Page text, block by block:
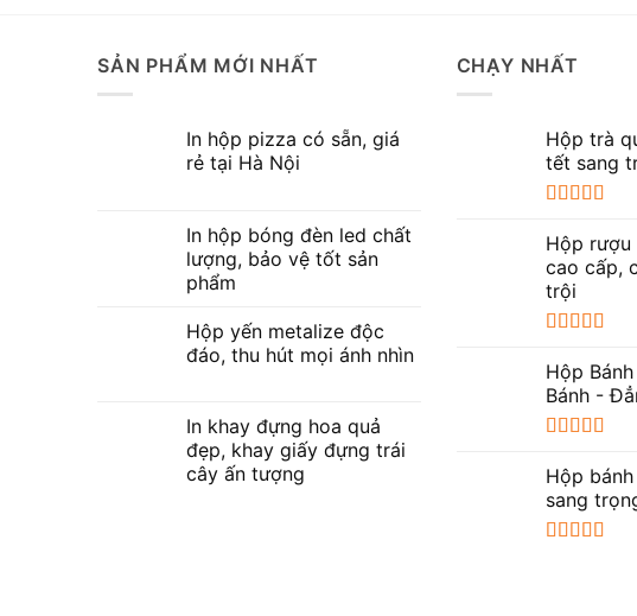
SẢN PHẨM MỚI NHẤT
In hộp pizza có sẵn, giá
rẻ tại Hà Nội
In hộp bóng đèn led chất
lượng, bảo vệ tốt sản
phẩm
Hộp yến metalize độc
đáo, thu hút mọi ánh nhìn
In khay đựng hoa quả
đẹp, khay giấy đựng trái
cây ấn tượng
CHẠY NHẤT
Hộp trà
tết sang
hạng 5.005
sao
Hộp rượu
cao cấp,
trội
hạng 5.005
sao
Hộp
Bánh -
hạng 5.005
sao
Hộp
sang